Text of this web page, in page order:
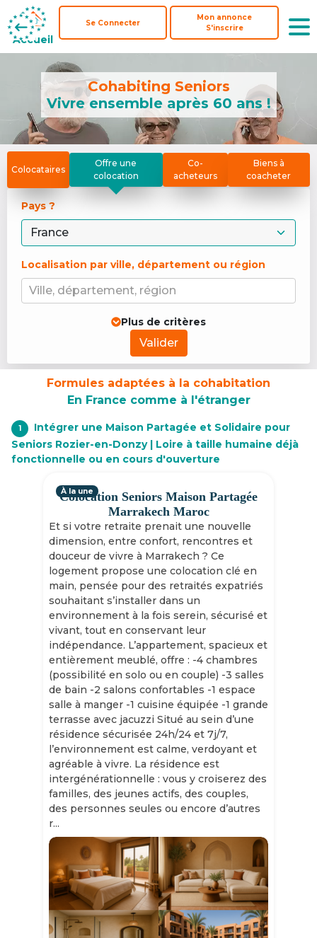
Accueil
Se Connecter
Mon annonce
S'inscrire
Accueil
Se Connecter
Mon annonce
S'inscrire
Cohabiting Seniors
Vivre ensemble après 60 ans !
Colocataires
Offre une
colocation
Co-
acheteurs
Biens à
coacheter
Pays ?
Localisation par ville, département ou région
Ville, département, région
Plus de critères
Valider
Formules adaptées à la cohabitation
En France comme à l'étranger
1
Intégrer une Maison Partagée et Solidaire pour
Seniors Rozier-en-Donzy | Loire à taille humaine déjà
fonctionnelle ou en cours d'ouverture
Colocation Seniors Maison Partagée
Marrakech Maroc
Et si votre retraite prenait une nouvelle
dimension, entre confort, rencontres et
douceur de vivre à Marrakech ? Ce
logement propose une colocation clé en
main, pensée pour des retraités expatriés
souhaitant s’installer dans un
environnement à la fois serein, sécurisé et
vivant, tout en conservant leur
indépendance. L’appartement, spacieux et
entièrement meublé, offre : -4 chambres
(possibilité en solo ou en couple) -3 salles
de bain -2 salons confortables -1 espace
salle à manger -1 cuisine équipée -1 grande
terrasse avec jacuzzi Situé au sein d’une
résidence sécurisée 24h/24 et 7j/7,
l’environnement est calme, verdoyant et
agréable à vivre. La résidence est
intergénérationnelle : vous y croiserez des
familles, des jeunes actifs, des couples,
des personnes seules ou encore d’autres
r...
À la une
Slide 1 of 11